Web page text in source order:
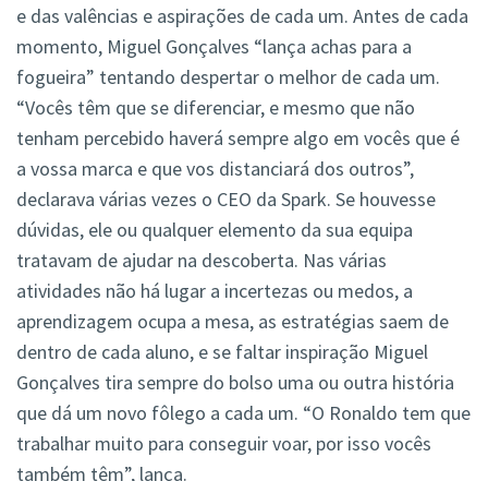
e das valências e aspirações de cada um. Antes de cada
momento, Miguel Gonçalves “lança achas para a
fogueira” tentando despertar o melhor de cada um.
“Vocês têm que se diferenciar, e mesmo que não
tenham percebido haverá sempre algo em vocês que é
a vossa marca e que vos distanciará dos outros”,
declarava várias vezes o CEO da Spark. Se houvesse
dúvidas, ele ou qualquer elemento da sua equipa
tratavam de ajudar na descoberta. Nas várias
atividades não há lugar a incertezas ou medos, a
aprendizagem ocupa a mesa, as estratégias saem de
dentro de cada aluno, e se faltar inspiração Miguel
Gonçalves tira sempre do bolso uma ou outra história
que dá um novo fôlego a cada um. “O Ronaldo tem que
trabalhar muito para conseguir voar, por isso vocês
também têm”, lança.